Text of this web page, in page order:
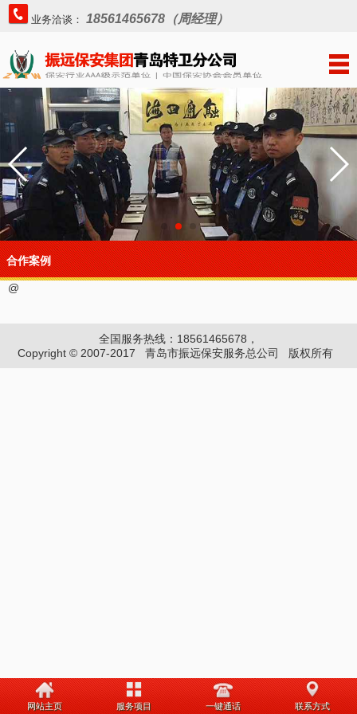
业务洽谈： 18561465678（周经理）
合作案例
@
全国服务热线：18561465678，
Copyright © 2007-2017 青岛市振远保安服务总公司 版权所有
网站主页 服务项目 一键通话 联系方式